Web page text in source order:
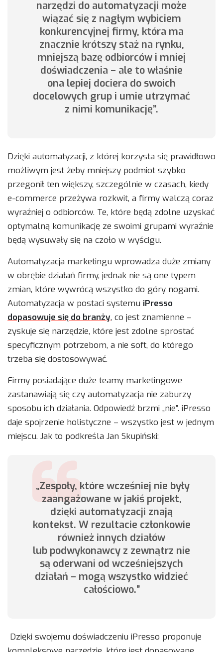
narzędzi do automatyzacji może
wiązać się z nagłym wybiciem
konkurencyjnej firmy, która ma
znacznie krótszy staż na rynku,
mniejszą bazę odbiorców i mniej
doświadczenia – ale to właśnie
ona lepiej dociera do swoich
docelowych grup i umie utrzymać
z nimi komunikację”.
Dzięki automatyzacji, z której korzysta się prawidłowo
możliwym jest żeby mniejszy podmiot szybko
przegonił ten większy, szczególnie w czasach, kiedy
e-commerce przeżywa rozkwit, a firmy walczą coraz
wyraźniej o odbiorców. Te, które będą zdolne uzyskać
optymalną komunikację ze swoimi grupami wyraźnie
będą wysuwały się na czoło w wyścigu.
Automatyzacja marketingu wprowadza duże zmiany
w obrębie działań firmy, jednak nie są one typem
zmian, które wywrócą wszystko do góry nogami.
Automatyzacja w postaci systemu iPresso
dopasowuje się do branży, co jest znamienne –
zyskuje się narzędzie, które jest zdolne sprostać
specyficznym potrzebom, a nie soft, do którego
trzeba się dostosowywać.
Firmy posiadające duże teamy marketingowe
zastanawiają się czy automatyzacja nie zaburzy
sposobu ich działania. Odpowiedź brzmi „nie”. iPresso
daje spojrzenie holistyczne – wszystko jest w jednym
miejscu. Jak to podkreśla Jan Skupiński:
„Zespoły, które wcześniej nie były
zaangażowane w jakiś projekt,
dzięki automatyzacji znają
kontekst. W rezultacie członkowie
również innych działów
lub podwykonawcy z zewnątrz nie
są oderwani od wcześniejszych
działań – mogą wszystko widzieć
całościowo.”
Dzięki swojemu doświadczeniu iPresso proponuje